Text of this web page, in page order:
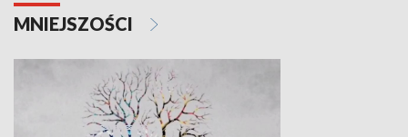
MNIEJSZOŚCI